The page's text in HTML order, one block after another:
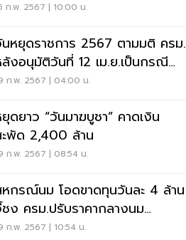
ก.พ. 2567 | 10:00 น.
หยุดราชการ 2567 ตามมติ ครม.
งอนุมัติวันที่ 12 เม.ย.เป็นกรณี
ศษ
ก.พ. 2567 | 04:00 น.
ดยาว “วันมาฆบูชา” คาดเงิน
พัด 2,400 ล้าน
ก.พ. 2567 | 08:54 น.
กรณ์นม โอดขาดทุนวันละ 4 ล้าน
ง ครม.ปรับราคากลางนม
งเรียน
ก.พ. 2567 | 10:54 น.